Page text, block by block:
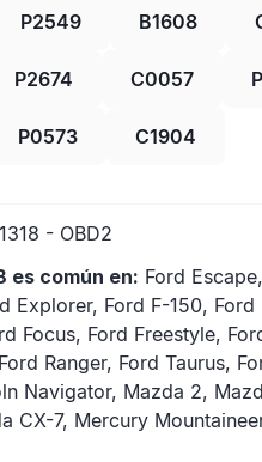
P2549 B1608
P2674 C0057
P0573 C1904
- OBD2
es común en: Ford
Explorer, Ford F-150, Ford
Focus, Ford Freestyle,
Ranger, Ford Taurus,
Navigator, Mazda 2,
CX-7, Mercury